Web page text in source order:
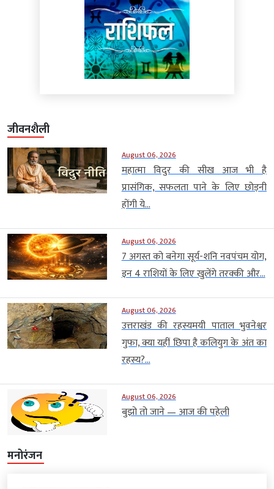
जीवनशैली
August 06, 2026
महात्मा विदुर की सीख आज भी है
प्रासंगिक, सफलता पाने के लिए छोड़नी
होंगी ये...
August 06, 2026
7 अगस्त को बनेगा सूर्य-शनि नवपंचम योग,
इन 4 राशियों के लिए खुलेंगे तरक्की और...
August 06, 2026
उत्तराखंड की रहस्यमयी पाताल भुवनेश्वर
गुफा, क्या यहीं छिपा है कलियुग के अंत का
रहस्य?...
August 06, 2026
बुझो तो जाने — आज की पहेली
मनोरंजन